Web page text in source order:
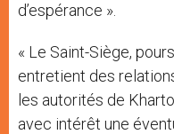
d’espérance ».
« Le Saint-Siège,
entretient des
les autorités de
avec intérêt une